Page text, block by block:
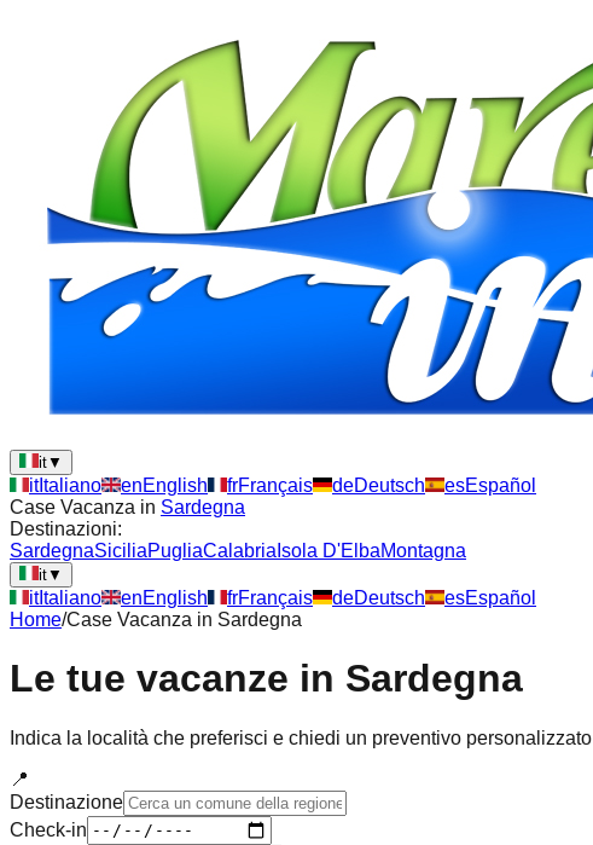
it▼
itItaliano enEnglish frFrançais deDeutsch esEspañol
Case Vacanza in Sardegna
Destinazioni:
SardegnaSiciliaPugliaCalabria Isola D'ElbaMontagna
it▼
itItaliano enEnglish frFrançais deDeutsch esEspañol
Home/Case Vacanza in Sardegna
Le tue vacanze in Sardegna
Indica la località che preferisci e chiedi un preventivo personalizzato
📍
Destinazione
Check-in